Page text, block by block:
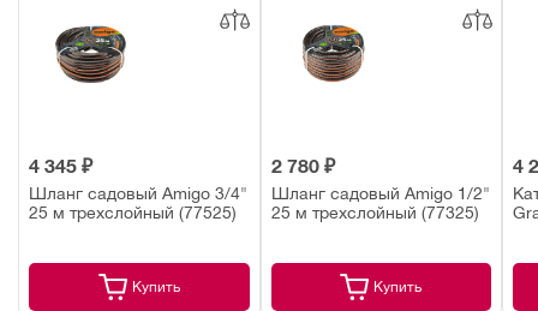
4 345 ₽
Шланг садовый Amigo 3/4"
25 м трехслойный (77525)
Купить
2 780 ₽
Шланг садовый Amigo 1/2"
25 м трехслойный (77325)
Купить
4